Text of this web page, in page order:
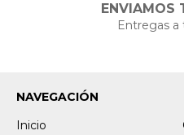
ENVIAMOS
Entregas a
NAVEGACIÓN
Inicio